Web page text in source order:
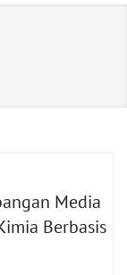
Media
Berbasis